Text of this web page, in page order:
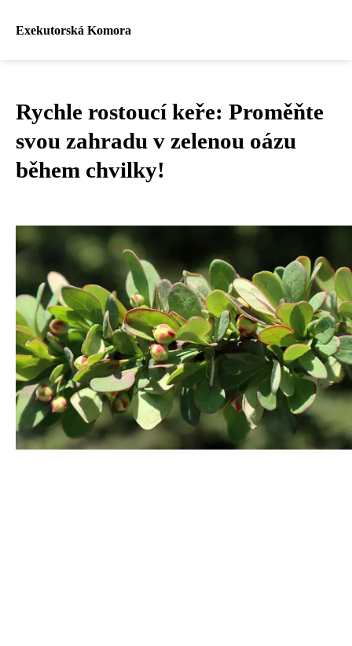
Exekutorská Komora
Rychle rostoucí keře: Proměňte
svou zahradu v zelenou oázu
během chvilky!